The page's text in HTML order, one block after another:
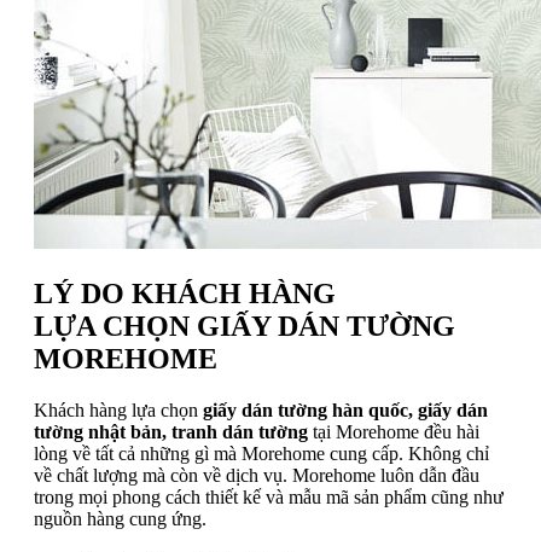
LÝ DO KHÁCH HÀNG
LỰA CHỌN GIẤY DÁN TƯỜNG
MOREHOME
Khách hàng lựa chọn giấy dán tường hàn quốc, giấy dán
tường nhật bản, tranh dán tường tại Morehome đều hài
lòng về tất cả những gì mà Morehome cung cấp. Không chỉ
về chất lượng mà còn về dịch vụ. Morehome luôn dẫn đầu
trong mọi phong cách thiết kế và mẫu mã sản phẩm cũng như
nguồn hàng cung ứng.